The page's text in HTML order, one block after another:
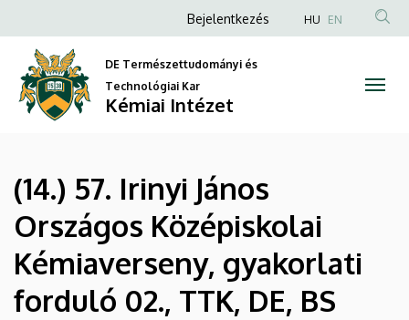
Kémiai
Intézet
a
tartalomra
Anonim
fiók
menüje
Bejelentkezés HU EN
DE Természettudományi és
Technológiai Kar
Kémiai Intézet
(14.) 57. Irinyi János
Országos Középiskolai
Kémiaverseny, gyakorlati
forduló 02., TTK, DE, BS